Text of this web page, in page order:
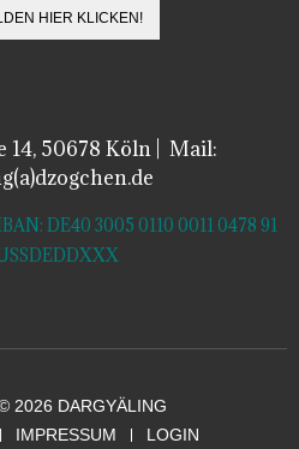
14, 50678 Köln | Mail:
DE40 3005 0110 0011 0478 91
2026 DARGYÄLING
IMPRESSUM LOGIN